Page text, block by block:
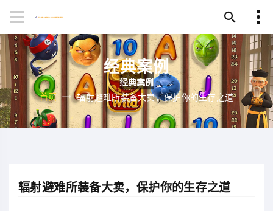
经典案例
首页 辐射避难所装备大卖，保护你的生存之道
辐射避难所装备大卖，保护你的生存之道